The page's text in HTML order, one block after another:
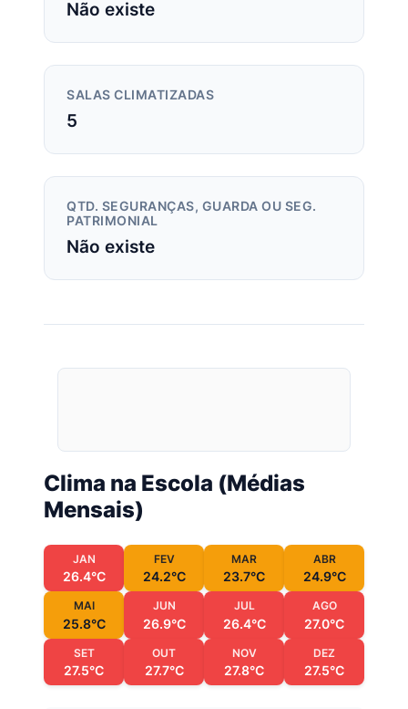
Não existe
SALAS CLIMATIZADAS
5
QTD. SEGURANÇAS, GUARDA OU SEG.
PATRIMONIAL
Não existe
Clima na Escola (Médias
Mensais)
JAN
26.4°C
FEV
24.2°C
MAR
23.7°C
ABR
24.9°C
MAI
25.8°C
JUN
26.9°C
JUL
26.4°C
AGO
27.0°C
SET
27.5°C
OUT
27.7°C
NOV
27.8°C
DEZ
27.5°C